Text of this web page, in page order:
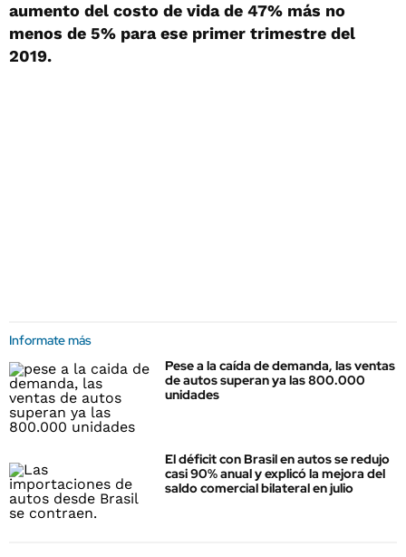
aumento del costo de vida de 47% más no
menos de 5% para ese primer trimestre del
2019.
Informate más
Pese a la caída de demanda, las ventas
de autos superan ya las 800.000
unidades
El déficit con Brasil en autos se redujo
casi 90% anual y explicó la mejora del
saldo comercial bilateral en julio